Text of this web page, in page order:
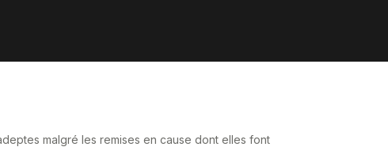
malgré les remises en cause dont elles font